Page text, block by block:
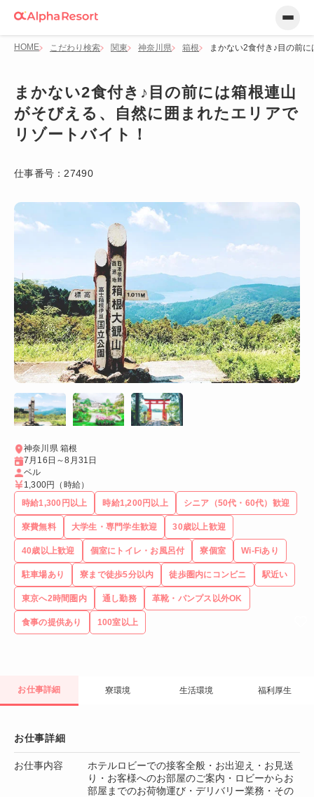
HOME こだわり検索 関東 神奈川県 箱根 まかない2食付き♪目の前
まかない2食付き♪目の前には箱根連山
がそびえる、自然に囲まれたエリアで
リゾートバイト！
仕事番号： 27490
神奈川県 箱根
7月16日～8月31日
ベル
1,300円 （時給）
時給1,300円以上
時給1,200円以上 シニア（50代・60代）歓迎
寮費無料 大学生・専門学生歓迎 30歳以上歓迎
40歳以上歓迎 個室にトイレ・お風呂付 寮個室 Wi-Fiあり
駐車場あり 寮まで徒歩5分以内 徒歩圏内にコンビニ 駅近い
東京へ2時間圏内 通し勤務 革靴・パンプス以外OK
食事の提供あり 100室以上
お仕事詳細 寮環境 生活環境 福利厚生
お仕事詳細
お仕事内容
ホテルロビーでの接客全般・お出迎え・お見送
り・お客様へのお部屋のご案内・ロビーからお
部屋までのお荷物運び・デリバリー業務・その